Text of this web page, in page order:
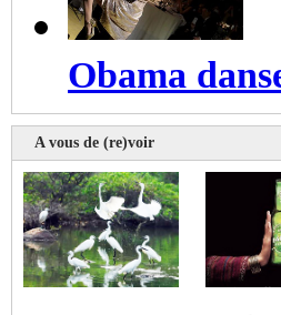
Obama
A vous de (re)voir